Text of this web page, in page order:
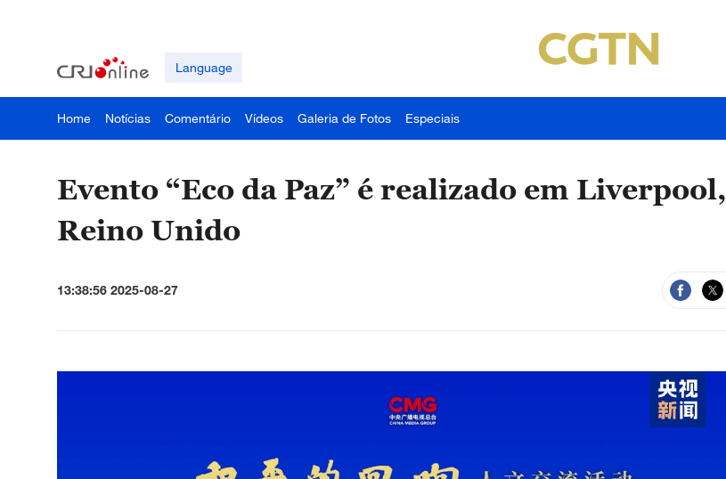
Language
Home Notícias Comentário Vídeos Galeria de Fotos Especiais
Evento “Eco da Paz” é realizado em Liverpool,
Reino Unido
13:38:56 2025-08-27